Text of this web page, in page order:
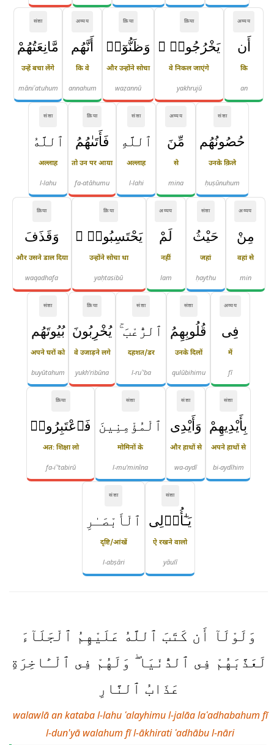
अव्यय
أَن
कि
an
क्रिया
يَخْرُجُوا۟ ۖ
वे निकल जाएंगे
yakhrujū
क्रिया
وَظَنُّوٓا۟
और उन्होंने सोचा
waẓannū
अव्यय
أَنَّهُم
कि वे
annahum
संज्ञा
مَّانِعَتُهُمْ
उन्हें बचा लेंगे
māniʿatuhum
संज्ञा
حُصُونُهُم
उनके क़िले
ḥuṣūnuhum
अव्यय
مِّنَ
से
mina
संज्ञा
ٱللَّهِ
अल्लाह
l-lahi
क्रिया
فَأَتَىٰهُمُ
तो उन पर आया
fa-atāhumu
संज्ञा
ٱللَّهُ
अल्लाह
l-lahu
अव्यय
مِنْ
वहां से
min
संज्ञा
حَيْثُ
जहां
ḥaythu
अव्यय
لَمْ
नहीं
lam
क्रिया
يَحْتَسِبُوا۟ ۖ
उन्होंने सोचा था
yaḥtasibū
क्रिया
وَقَذَفَ
और उसने डाल दिया
waqadhafa
अव्यय
فِى
में
fī
संज्ञा
قُلُوبِهِمُ
उनके दिलों
qulūbihimu
संज्ञा
ٱلرُّعْبَ ۚ
दहशत/डर
l-ruʿ'ba
क्रिया
يُخْرِبُونَ
वे उजाड़ने लगे
yukh'ribūna
संज्ञा
بُيُوتَهُم
अपने घरों को
buyūtahum
संज्ञा
بِأَيْدِيهِمْ
अपने हाथों से
bi-aydīhim
संज्ञा
وَأَيْدِى
और हाथों से
wa-aydī
संज्ञा
ٱلْمُؤْمِنِينَ
मोमिनों के
l-mu'minīna
क्रिया
فَٱعْتَبِرُوا۟
अतः शिक्षा लो
fa-iʿ'tabirū
संज्ञा
يَـٰٓأُو۟لِى
ऐ रखने वालो
yāulī
संज्ञा
ٱلْأَبْصَـٰرِ
दृष्टि/आंखें
l-abṣāri
وَلَوْلَآ أَن كَتَبَ ٱللَّهُ عَلَيْهِمُ ٱلْجَلَآءَ
لَعَذَّبَهُمْ فِى ٱلدُّنْيَا ۖ وَلَهُمْ فِى ٱلْـَٔاخِرَةِ
عَذَابُ ٱلنَّارِ
walawlā an kataba l-lahu ʿalayhimu l-jalāa laʿadhabahum fī
l-dun'yā walahum fī l-ākhirati ʿadhābu l-nāri